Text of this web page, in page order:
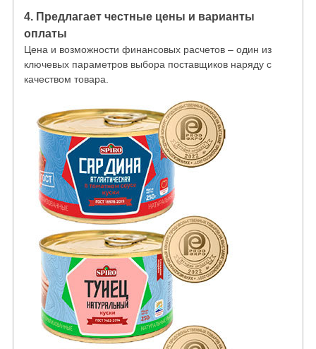
4. Предлагает честные цены и варианты
оплаты
Цена и возможности финансовых расчетов – один из
ключевых параметров выбора поставщиков наряду с
качеством товара.